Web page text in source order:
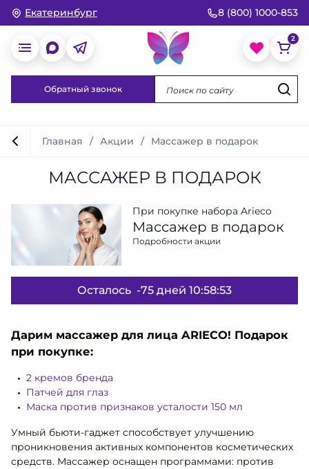
Екатеринбург 8 (800) 1000-853
Обратный звонок
Главная Акции Массажер в подарок
МАССАЖЕР В ПОДАРОК
При покупке набора Arieco
Массажер в подарок
Подробности акции
Осталось -75 дней 10:58:52
Дарим массажер для лица ARIECO! Подарок
при покупке:
2 кремов бренда
Патчей для глаз
Маска против признаков усталости 150 мл
Умный бьюти-гаджет способствует улучшению
проникновения активных компонентов косметических
средств. Массажер оснащен программами: против